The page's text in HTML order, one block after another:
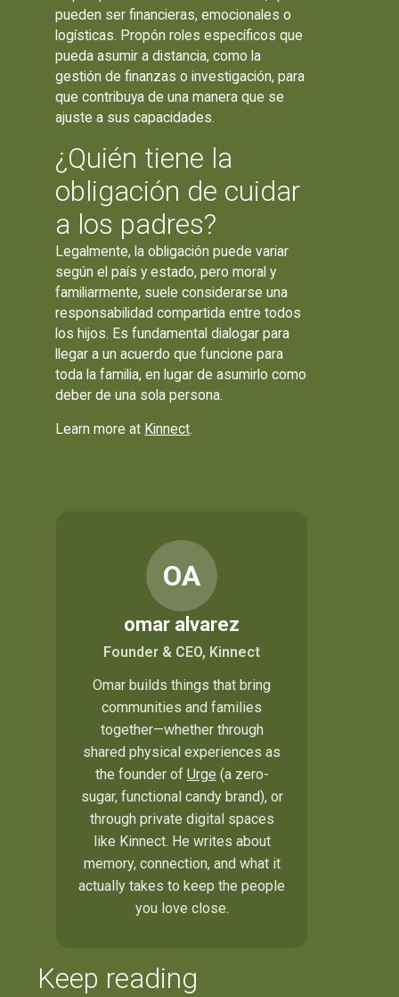
pueden ser financieras, emocionales o
logísticas. Propón roles específicos que
pueda asumir a distancia, como la
gestión de finanzas o investigación, para
que contribuya de una manera que se
ajuste a sus capacidades.
¿Quién tiene la
obligación de cuidar
a los padres?
Legalmente, la obligación puede variar
según el país y estado, pero moral y
familiarmente, suele considerarse una
responsabilidad compartida entre todos
los hijos. Es fundamental dialogar para
llegar a un acuerdo que funcione para
toda la familia, en lugar de asumirlo como
deber de una sola persona.
Learn more at Kinnect.
OA
omar alvarez
Founder & CEO, Kinnect
Omar builds things that bring
communities and families
together—whether through
shared physical experiences as
the founder of Urge (a zero-
sugar, functional candy brand), or
through private digital spaces
like Kinnect. He writes about
memory, connection, and what it
actually takes to keep the people
you love close.
Keep reading